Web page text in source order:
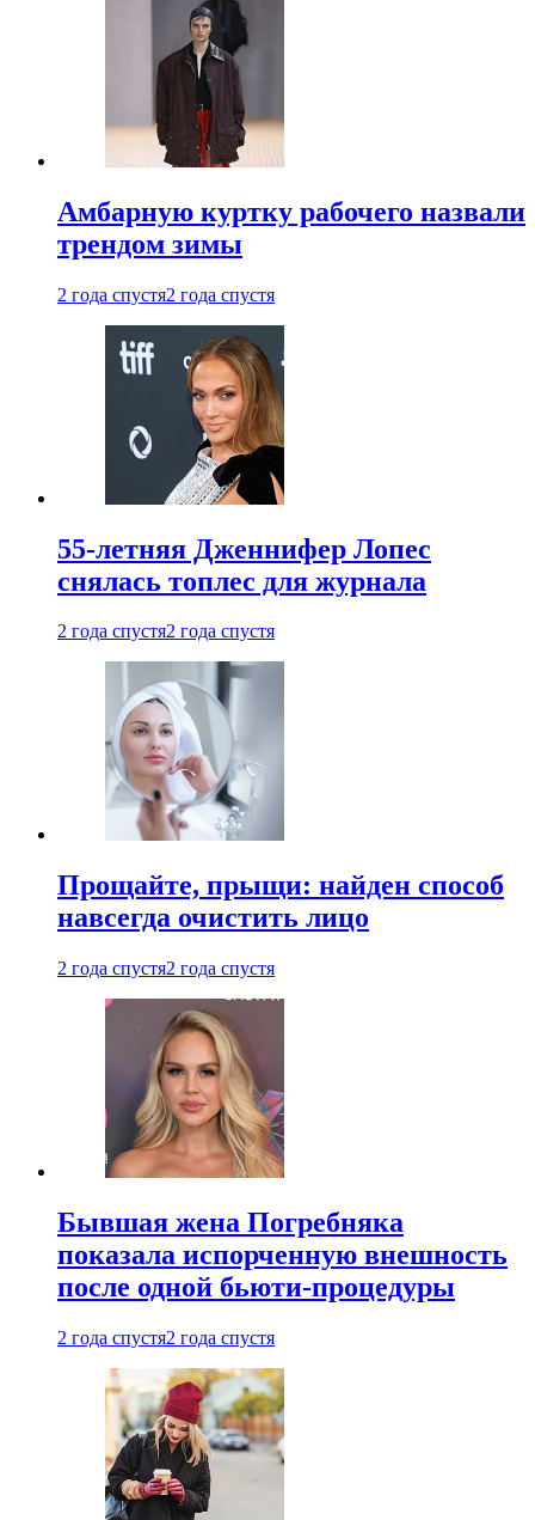
Амбарную куртку рабочего назвали
трендом зимы
2 года спустя2 года спустя
55-летняя Дженнифер Лопес
снялась топлес для журнала
2 года спустя2 года спустя
Прощайте, прыщи: найден способ
навсегда очистить лицо
2 года спустя2 года спустя
Бывшая жена Погребняка
показала испорченную внешность
после одной бьюти-процедуры
2 года спустя2 года спустя